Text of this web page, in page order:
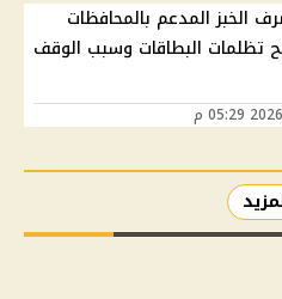
الخبز المدعم بالمحافظات
تظلمات البطاقات وسبب الوقف